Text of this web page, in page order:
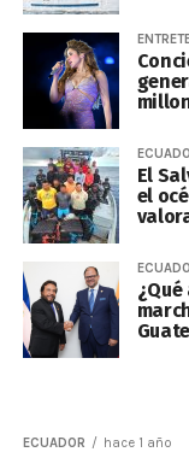
El
el
ECUADOR hace 1 año